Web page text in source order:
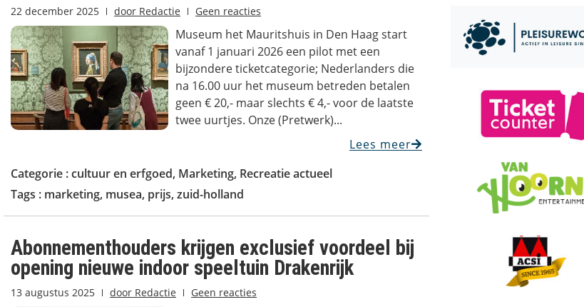
22 december 2025 door Redactie Geen reacties
Museum het Mauritshuis in Den Haag start
vanaf 1 januari 2026 een pilot met een
bijzondere ticketcategorie; Nederlanders die
na 16.00 uur het museum betreden betalen
geen € 20,- maar slechts € 4,- voor de laatste
twee uurtjes. Onze (Pretwerk)...
Lees meer
Categorie :cultuur en erfgoed, Marketing, Recreatie actueel
Tags : marketing, musea, prijs, zuid-holland
Abonnementhouders krijgen exclusief voordeel bij
opening nieuwe indoor speeltuin Drakenrijk
13 augustus 2025 door Redactie Geen reacties